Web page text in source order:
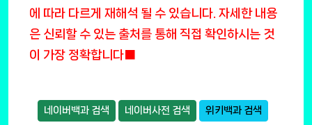
에 따라 다르게 재해석 될 수 있습니다. 자세한 내용
은 신뢰할 수 있는 출처를 통해 직접 확인하시는 것
이 가장 정확합니다■
네이버백과 검색 네이버사전 검색 위키백과 검색